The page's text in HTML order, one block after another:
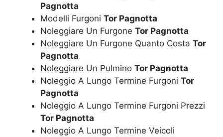
Pagnotta
Modelli Furgoni Tor Pagnotta
Noleggiare Un Furgone Tor Pagnotta
Noleggiare Un Furgone Quanto Costa Tor
Pagnotta
Noleggiare Un Pulmino Tor Pagnotta
Noleggio A Lungo Termine Furgoni Tor
Pagnotta
Noleggio A Lungo Termine Furgoni Prezzi
Tor Pagnotta
Noleggio A Lungo Termine Veicoli